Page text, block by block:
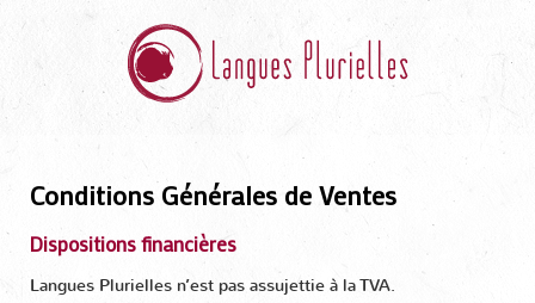
Conditions Générales de Ventes
Dispositions financières
Langues Plurielles n’est pas assujettie à la TVA.